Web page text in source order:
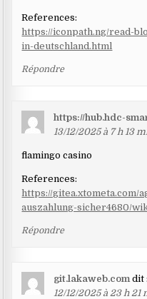
References:
https://iconpath.ng/read-
in-deutschland.html
Répondre
https://hub.hdc-
13/12/2025 à 7 h 13
flamingo casino
References:
https://gitea.xtometa.com/
auszahlung-sicher4680/
Répondre
git.lakaweb.com dit :
12/12/2025 à 23 h 21